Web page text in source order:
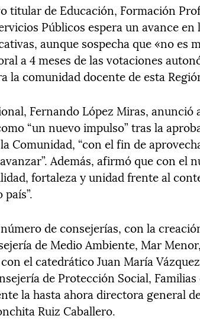
titular de Educación, Formación
Públicos espera un avance en
aunque sospecha que «no es
a 4 meses de las votaciones
la comunidad docente de esta
Fernando López Miras, anunció
“un nuevo impulso” tras la
Comunidad, “con el fin de
Además, afirmó que con el
fortaleza y unidad frente al
de consejerías, con la
de Medio Ambiente, Mar Menor,
el catedrático Juan María
de Protección Social, Familias
la hasta ahora directora general
Ruiz Caballero.